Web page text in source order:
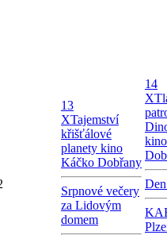
13
XTajemství
křišťálové
planety kino
Káčko Dobřany
Srpnové večery
za Lidovým
domem
14
X